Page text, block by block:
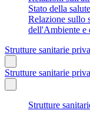
Stato della
Relazione sullo
dell'Ambiente e
Strutture sanitarie
Strutture sanitarie
Strutture